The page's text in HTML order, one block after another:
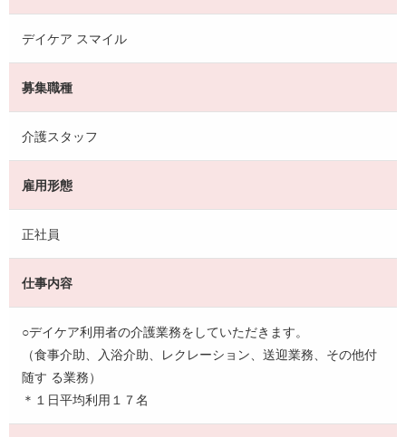
デイケア スマイル
募集職種
介護スタッフ
雇用形態
正社員
仕事内容
○デイケア利用者の介護業務をしていただきます。
（食事介助、入浴介助、レクレーション、送迎業務、その他付
随す る業務）
＊１日平均利用１７名